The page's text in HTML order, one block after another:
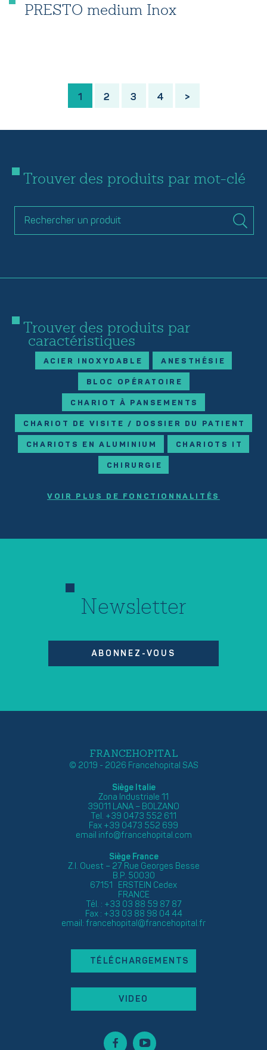
PRESTO medium Inox
1 2 3 4 >
Trouver des produits par mot-clé
Trouver des produits par
caractéristiques
ACIER INOXYDABLE ANESTHÉSIE
BLOC OPÉRATOIRE
CHARIOT À PANSEMENTS
CHARIOT DE VISITE / DOSSIER DU PATIENT
CHARIOTS EN ALUMINIUM CHARIOTS IT
CHIRURGIE
VOIR PLUS DE FONCTIONNALITÉS
Newsletter
ABONNEZ-VOUS
FRANCEHOPITAL
© 2019 - 2026 Francehopital SAS
Siège Italie
Zona Industriale 11
39011 LANA – BOLZANO
Tel. +39 0473 552 611
Fax +39 0473 552 699
email info@francehopital.com
Siège France
Z.I. Ouest – 27 Rue Georges Besse
B.P. 50030
67151 ERSTEIN Cedex
FRANCE
Tél. : +33 03 88 59 87 87
Fax : +33 03 88 98 04 44
email: francehopital@francehopital.fr
TÉLÉCHARGEMENTS
VIDEO